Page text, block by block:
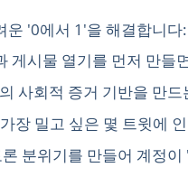
운 '0에서 1'을 해결합니
게시물 열기를 먼저 만
사회적 증거 기반을 만드
장 밀고 싶은 몇 트윗에
분위기를 만들어 계정